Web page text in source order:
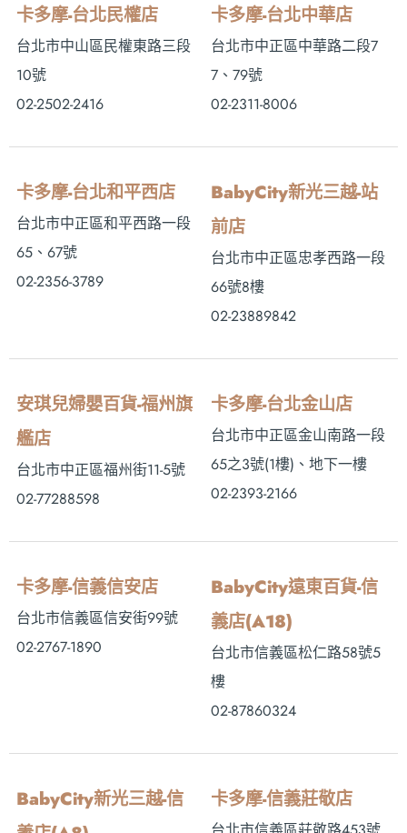
卡多摩-台北民權店
台北市中山區民權東路三段
10號
02-2502-2416
卡多摩-台北中華店
台北市中正區中華路二段7
7、79號
02-2311-8006
卡多摩-台北和平西店
台北市中正區和平西路一段
65、67號
02-2356-3789
BabyCity新光三越-站
前店
台北市中正區忠孝西路一段
66號8樓
02-23889842
安琪兒婦嬰百貨-福州旗
艦店
台北市中正區福州街11-5號
02-77288598
卡多摩-台北金山店
台北市中正區金山南路一段
65之3號(1樓)、地下一樓
02-2393-2166
卡多摩-信義信安店
台北市信義區信安街99號
02-2767-1890
BabyCity遠東百貨-信
義店(A18)
台北市信義區松仁路58號5
樓
02-87860324
BabyCity新光三越-信
卡多摩-信義莊敬店